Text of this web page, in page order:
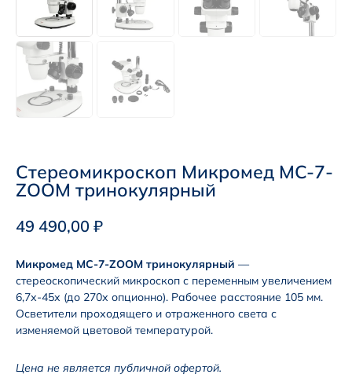
Стереомикроскоп Микромед MC-7-
ZOOM тринокулярный
49 490,00 ₽
Микромед MC-7-ZOOM тринокулярный —
стереоскопический микроскоп с переменным увеличением
6,7х-45х (до 270х опционно). Рабочее расстояние 105 мм.
Осветители проходящего и отраженного света с
изменяемой цветовой температурой.
Цена не является публичной офертой.